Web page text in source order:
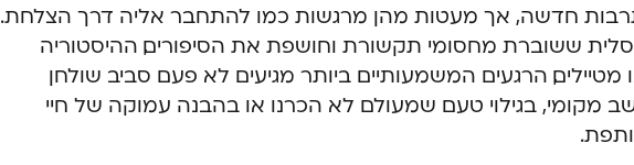
חדשה, אך מעטות מהן מרגשות כמו להתחבר אליה דרך הצלחת.
ששוברת מחסומי תקשורת וחושפת את הסיפורים, ההיסטוריה
הרגעים המשמעותיים ביותר מגיעים לא פעם סביב שולחן
מקומי, בגילוי טעם שמעולם לא הכרנו או בהבנה עמוקה של חיי